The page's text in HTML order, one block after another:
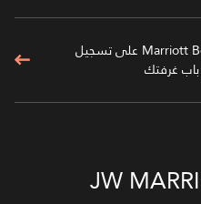
يعمل تطبيق برنامج ™Marriott Bonvoy على تسجيل
غرفتك
JW